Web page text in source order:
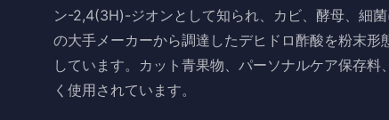
ン-2,4(3H)-ジオンとして知られ、カビ、酵母、細
の大手メーカーから調達したデヒドロ酢酸を粉末
しています。カット青果物、パーソナルケア保存
く使用されています。